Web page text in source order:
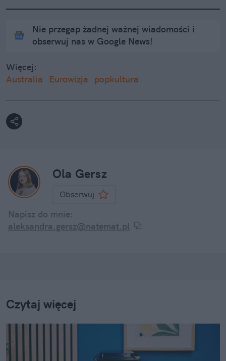
Nie przegap żadnej ważnej wiadomości i
obserwuj nas w Google News!
Więcej:
Australia
Eurowizja popkultura
Ola Gersz
Obserwuj
Napisz do mnie:
aleksandra.gersz@natemat.pl
Czytaj więcej